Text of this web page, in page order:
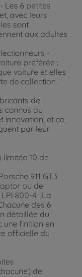
Les 6 petites
avec leurs
sont
aux adultes
-
préférée :
voiture et elles
de collection
de
connus au
innovation, et ce,
par leur
limitée 10 de
911 GT3
ou de
800-4 : La
des 6
détaillée du
une finition en
officielle du
de